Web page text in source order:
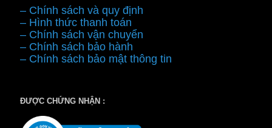
– Chính sách và quy định
– Hình thức thanh toán
– Chính sách vận chuyển
– Chính sách bảo hành
– Chính sách bảo mật thông tin
ĐƯỢC CHỨNG NHẬN :